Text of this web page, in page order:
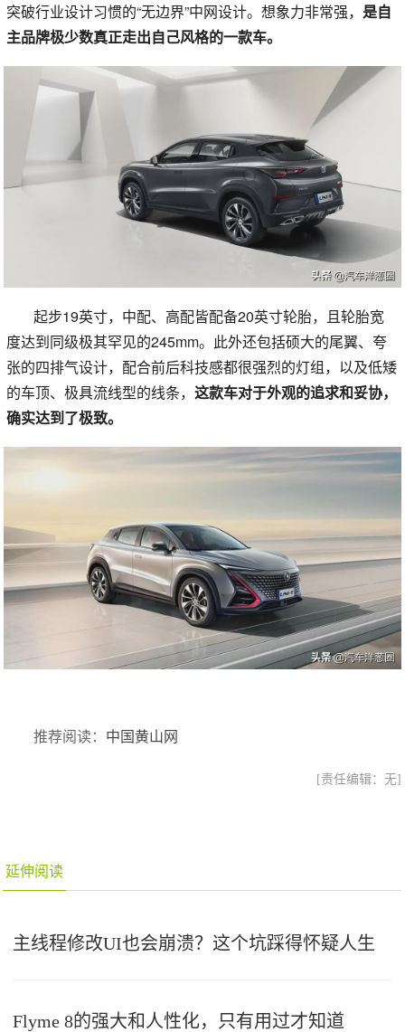
突破行业设计习惯的“无边界”中网设计。想象力非常强， 是自
主品牌极少数真正走出自己风格的一款车。
起步19英寸，中配、高配皆配备20英寸轮胎，且轮胎宽
度达到同级极其罕见的245mm。此外还包括硕大的尾翼、夸
张的四排气设计，配合前后科技感都很强烈的灯组，以及低矮
的车顶、极具流线型的线条，这款车对于外观的追求和妥协，
确实达到了极致。
推荐阅读： 中国黄山网
[责任编辑：无]
延伸阅读
主线程修改UI也会崩溃？这个坑踩得怀疑人生
Flyme 8的强大和人性化，只有用过才知道